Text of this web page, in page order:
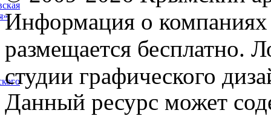
Информация о компаниях
размещается бесплатно.
студии графического
Данный ресурс может